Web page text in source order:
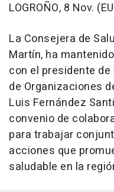
LOGROÑO, 8 Nov.
La Consejera de
Martín, ha
con el presidente
de Organizaciones
Luis Fernández
convenio de
para trabajar
acciones que
saludable en la